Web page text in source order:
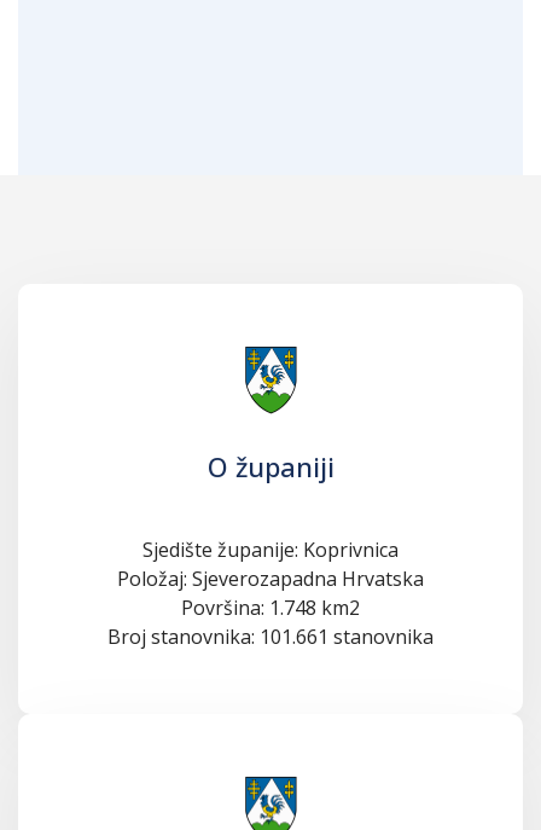
O županiji
Sjedište županije: Koprivnica
Položaj: Sjeverozapadna Hrvatska
Površina: 1.748 km2
Broj stanovnika: 101.661 stanovnika